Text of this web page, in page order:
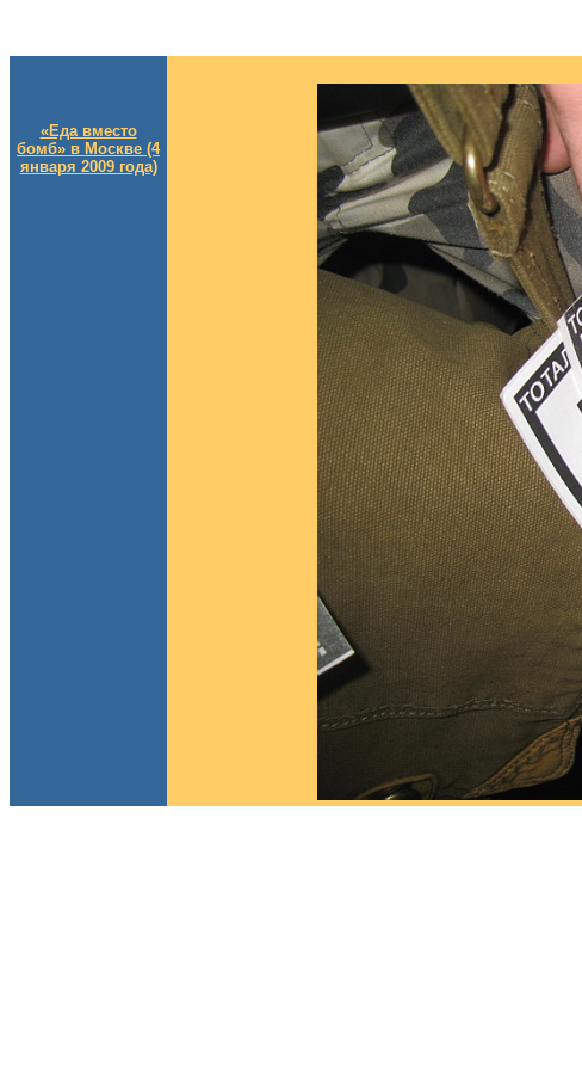
«Еда вместо
бомб» в Москве (4
января 2009 года)